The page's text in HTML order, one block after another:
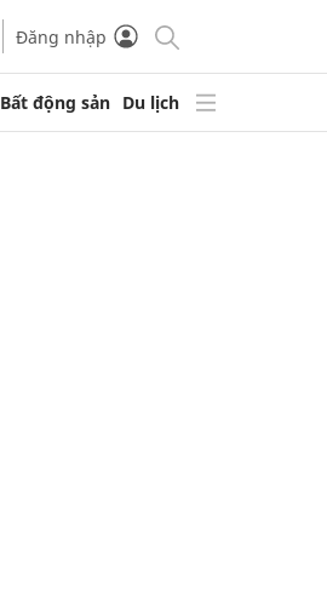
Đăng nhập
Bất động sản Du lịch